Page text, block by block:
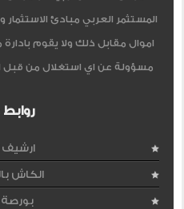
المستثمر العربي مبادئ
اموال مقابل ذلك ولا يقوم
مسؤولة عن اي استغلال من
ارشيف
الكاش